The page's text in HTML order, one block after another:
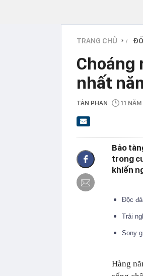
TRANG CHỦ ›
Choáng
nhất
TÂN PHAN 11
Bảo
trong
khiến
Độc
Trải
Sony
Hàng